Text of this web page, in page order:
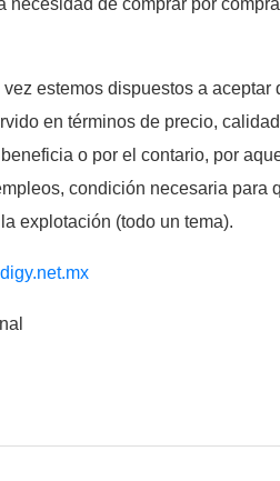
necesidad de comprar por
estemos dispuestos a
en términos de precio,
o por el contario, por
condición necesaria
explotación (todo un tema).